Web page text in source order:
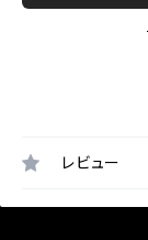
レビュー